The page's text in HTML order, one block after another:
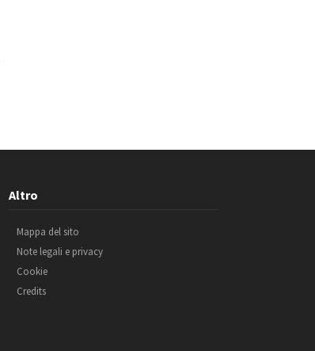
Altro
Mappa del sito
Note legali e privacy
Cookie
Credits